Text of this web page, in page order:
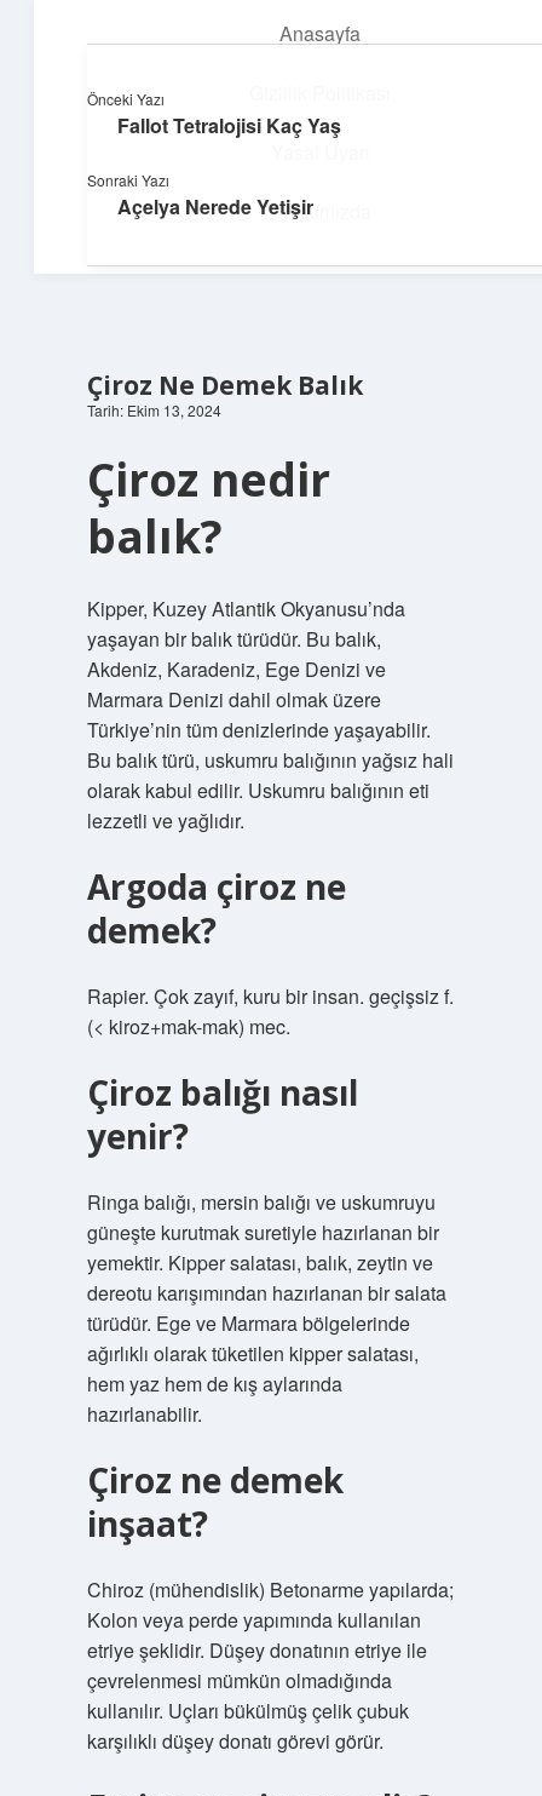
Anasayfa
Hakkımızda
Pratik Çözüm Rehberi
Hayatını kolaylaştıran zekice fikirler!
Çiroz Ne Demek Balık
Tarih: Ekim 13, 2024
Çiroz nedir
balık?
Kipper, Kuzey Atlantik Okyanusu’nda
yaşayan bir balık türüdür. Bu balık,
Akdeniz, Karadeniz, Ege Denizi ve
Marmara Denizi dahil olmak üzere
Türkiye’nin tüm denizlerinde yaşayabilir.
Bu balık türü, uskumru balığının yağsız hali
olarak kabul edilir. Uskumru balığının eti
lezzetli ve yağlıdır.
Argoda çiroz ne
demek?
Rapier. Çok zayıf, kuru bir insan. geçişsiz f.
(< kiroz+mak-mak) mec.
Çiroz balığı nasıl
yenir?
Ringa balığı, mersin balığı ve uskumruyu
güneşte kurutmak suretiyle hazırlanan bir
yemektir. Kipper salatası, balık, zeytin ve
dereotu karışımından hazırlanan bir salata
türüdür. Ege ve Marmara bölgelerinde
ağırlıklı olarak tüketilen kipper salatası,
hem yaz hem de kış aylarında
hazırlanabilir.
Çiroz ne demek
inşaat?
Chiroz (mühendislik) Betonarme yapılarda;
Kolon veya perde yapımında kullanılan
etriye şeklidir. Düşey donatının etriye ile
çevrelenmesi mümkün olmadığında
kullanılır. Uçları bükülmüş çelik çubuk
karşılıklı düşey donatı görevi görür.
Önceki Yazı
Fallot Tetralojisi Kaç Yaş
Sonraki Yazı
Açelya Nerede Yetişir